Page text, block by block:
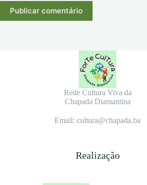
Publicar comentário
Rede Cultura Viva da
Chapada Diamantina
Email: cultura@chapada.ba
Realização